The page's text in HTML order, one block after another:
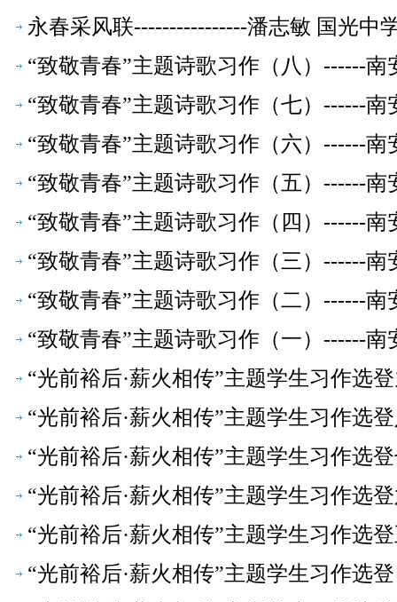
永春采风联----------------潘志敏 国光中
“致敬青春”主题诗歌习作（八）------
友文萃】
“致敬青春”主题诗歌习作（七）------
友文萃】
“致敬青春”主题诗歌习作（六）------
友文萃】
“致敬青春”主题诗歌习作（五）------
友文萃】
“致敬青春”主题诗歌习作（四）------
友文萃】
“致敬青春”主题诗歌习作（三）------
友文萃】
“致敬青春”主题诗歌习作（二）------
友文萃】
“致敬青春”主题诗歌习作（一）------
友文萃】
“光前裕后·薪火相传”主题学生习作选
年【校友文萃】
“光前裕后·薪火相传”主题学生习作选
一年【校友文萃】
“光前裕后·薪火相传”主题学生习作选
光高一年【校友文萃】
“光前裕后·薪火相传”主题学生习作选
一年【校友文萃】
“光前裕后·薪火相传”主题学生习作选
光高一年【校友文萃】
“光前裕后·薪火相传”主题学生习作选